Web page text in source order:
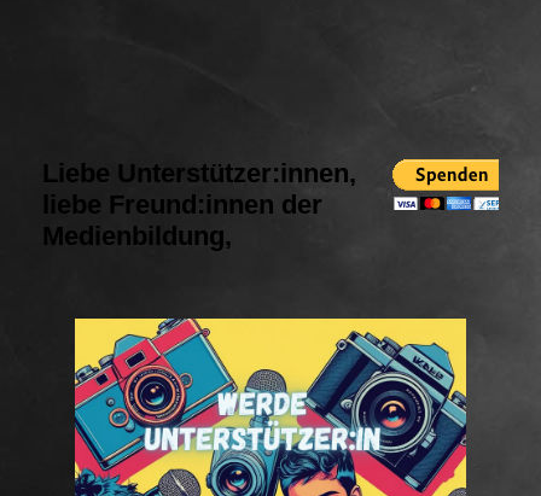
Liebe Unterstützer:innen,
liebe Freund:innen der
Medienbildung,